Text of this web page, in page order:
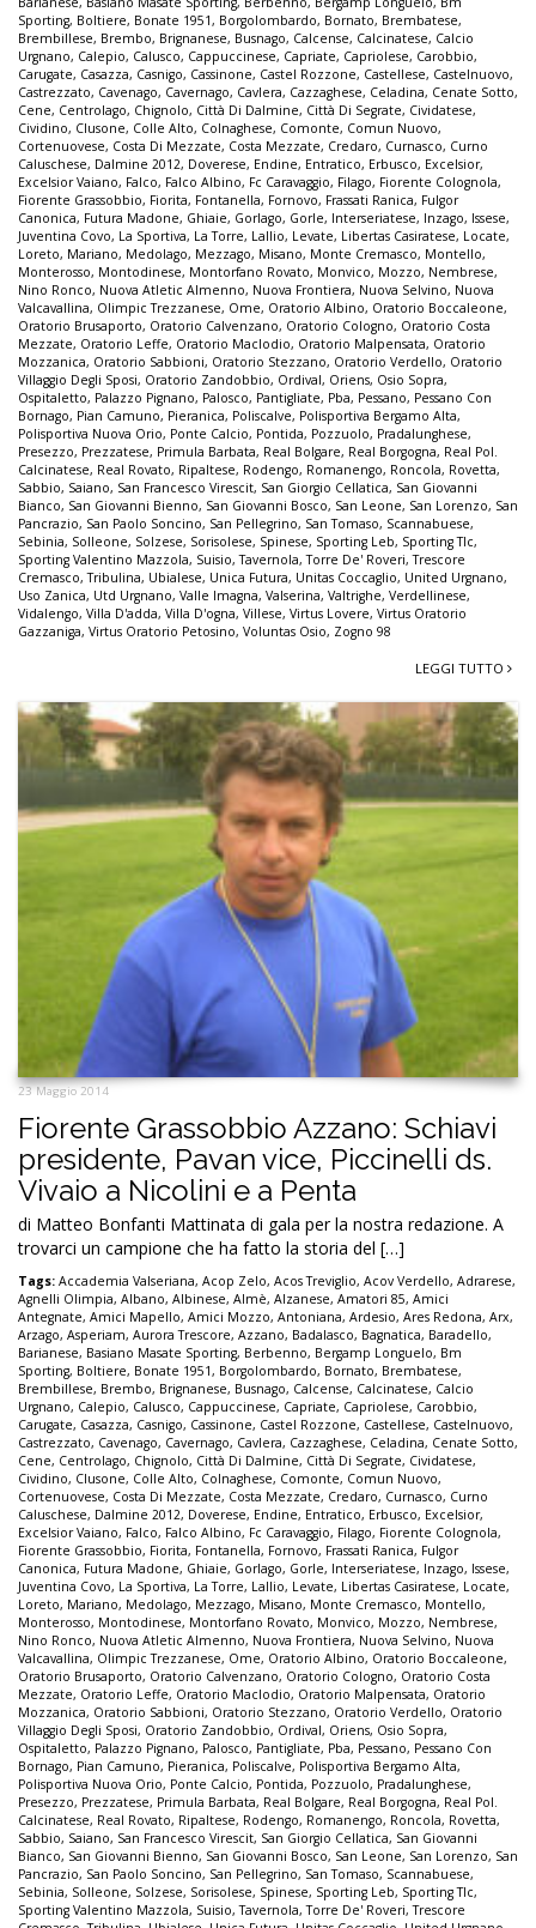
Sporting, Boltiere, Bonate 1951, Borgolombardo, Bornato, Brembatese,
Brembillese, Brembo, Brignanese, Busnago, Calcense, Calcinatese, Calcio
Urgnano, Calepio, Calusco, Cappuccinese, Capriate, Capriolese, Carobbio,
Carugate, Casazza, Casnigo, Cassinone, Castel Rozzone, Castellese, Castelnuovo,
Castrezzato, Cavenago, Cavernago, Cavlera, Cazzaghese, Celadina, Cenate Sotto,
Cene, Centrolago, Chignolo, Città Di Dalmine, Città Di Segrate, Cividatese,
Cividino, Clusone, Colle Alto, Colnaghese, Comonte, Comun Nuovo,
Cortenuovese, Costa Di Mezzate, Costa Mezzate, Credaro, Curnasco, Curno
Caluschese, Dalmine 2012, Doverese, Endine, Entratico, Erbusco, Excelsior,
Excelsior Vaiano, Falco, Falco Albino, Fc Caravaggio, Filago, Fiorente Colognola,
Fiorente Grassobbio, Fiorita, Fontanella, Fornovo, Frassati Ranica, Fulgor
Canonica, Futura Madone, Ghiaie, Gorlago, Gorle, Interseriatese, Inzago, Issese,
Juventina Covo, La Sportiva, La Torre, Lallio, Levate, Libertas Casiratese, Locate,
Loreto, Mariano, Medolago, Mezzago, Misano, Monte Cremasco, Montello,
Monterosso, Montodinese, Montorfano Rovato, Monvico, Mozzo, Nembrese,
Nino Ronco, Nuova Atletic Almenno, Nuova Frontiera, Nuova Selvino, Nuova
Valcavallina, Olimpic Trezzanese, Ome, Oratorio Albino, Oratorio Boccaleone,
Oratorio Brusaporto, Oratorio Calvenzano, Oratorio Cologno, Oratorio Costa
Mezzate, Oratorio Leffe, Oratorio Maclodio, Oratorio Malpensata, Oratorio
Mozzanica, Oratorio Sabbioni, Oratorio Stezzano, Oratorio Verdello, Oratorio
Villaggio Degli Sposi, Oratorio Zandobbio, Ordival, Oriens, Osio Sopra,
Ospitaletto, Palazzo Pignano, Palosco, Pantigliate, Pba, Pessano, Pessano Con
Bornago, Pian Camuno, Pieranica, Poliscalve, Polisportiva Bergamo Alta,
Polisportiva Nuova Orio, Ponte Calcio, Pontida, Pozzuolo, Pradalunghese,
Presezzo, Prezzatese, Primula Barbata, Real Bolgare, Real Borgogna, Real Pol.
Calcinatese, Real Rovato, Ripaltese, Rodengo, Romanengo, Roncola, Rovetta,
Sabbio, Saiano, San Francesco Virescit, San Giorgio Cellatica, San Giovanni
Bianco, San Giovanni Bienno, San Giovanni Bosco, San Leone, San Lorenzo, San
Pancrazio, San Paolo Soncino, San Pellegrino, San Tomaso, Scannabuese,
Sebinia, Solleone, Solzese, Sorisolese, Spinese, Sporting Leb, Sporting Tlc,
Sporting Valentino Mazzola, Suisio,Tavernola,Torre De' Roveri,Trescore
Cremasco,Tribulina, Ubialese, Unica Futura, Unitas Coccaglio, United Urgnano,
Uso Zanica, Utd Urgnano, Valle Imagna, Valserina, Valtrighe, Verdellinese,
Vidalengo, Villa D'adda, Villa D'ogna, Villese, Virtus Lovere, Virtus Oratorio
Gazzaniga, Virtus Oratorio Petosino, Voluntas Osio, Zogno 98
LEGGI TUTTO
23 Maggio 2014
Fiorente Grassobbio Azzano: Schiavi
presidente, Pavan vice, Piccinelli ds.
Vivaio a Nicolini e a Penta
di Matteo Bonfanti Mattinata di gala per la nostra redazione. A
trovarci un campione che ha fatto la storia del […]
Tags: Accademia Valseriana, Acop Zelo, Acos Treviglio, Acov Verdello, Adrarese,
Agnelli Olimpia, Albano, Albinese, Almè, Alzanese, Amatori 85, Amici
Antegnate, Amici Mapello, Amici Mozzo, Antoniana, Ardesio, Ares Redona, Arx,
Arzago, Asperiam, Aurora Trescore, Azzano, Badalasco, Bagnatica, Baradello,
Barianese, Basiano Masate Sporting, Berbenno, Bergamp Longuelo, Bm
Sporting, Boltiere, Bonate 1951, Borgolombardo, Bornato, Brembatese,
Brembillese, Brembo, Brignanese, Busnago, Calcense, Calcinatese, Calcio
Urgnano, Calepio, Calusco, Cappuccinese, Capriate, Capriolese, Carobbio,
Carugate, Casazza, Casnigo, Cassinone, Castel Rozzone, Castellese, Castelnuovo,
Castrezzato, Cavenago, Cavernago, Cavlera, Cazzaghese, Celadina, Cenate Sotto,
Cene, Centrolago, Chignolo, Città Di Dalmine, Città Di Segrate, Cividatese,
Cividino, Clusone, Colle Alto, Colnaghese, Comonte, Comun Nuovo,
Cortenuovese, Costa Di Mezzate, Costa Mezzate, Credaro, Curnasco, Curno
Caluschese, Dalmine 2012, Doverese, Endine, Entratico, Erbusco, Excelsior,
Excelsior Vaiano, Falco, Falco Albino, Fc Caravaggio, Filago, Fiorente Colognola,
Fiorente Grassobbio, Fiorita, Fontanella, Fornovo, Frassati Ranica, Fulgor
Canonica, Futura Madone, Ghiaie, Gorlago, Gorle, Interseriatese, Inzago, Issese,
Juventina Covo, La Sportiva, La Torre, Lallio, Levate, Libertas Casiratese, Locate,
Loreto, Mariano, Medolago, Mezzago, Misano, Monte Cremasco, Montello,
Monterosso, Montodinese, Montorfano Rovato, Monvico, Mozzo, Nembrese,
Nino Ronco, Nuova Atletic Almenno, Nuova Frontiera, Nuova Selvino, Nuova
Valcavallina, Olimpic Trezzanese, Ome, Oratorio Albino, Oratorio Boccaleone,
Oratorio Brusaporto, Oratorio Calvenzano, Oratorio Cologno, Oratorio Costa
Mezzate, Oratorio Leffe, Oratorio Maclodio, Oratorio Malpensata, Oratorio
Mozzanica, Oratorio Sabbioni, Oratorio Stezzano, Oratorio Verdello, Oratorio
Villaggio Degli Sposi, Oratorio Zandobbio, Ordival, Oriens, Osio Sopra,
Ospitaletto, Palazzo Pignano, Palosco, Pantigliate, Pba, Pessano, Pessano Con
Bornago, Pian Camuno, Pieranica, Poliscalve, Polisportiva Bergamo Alta,
Polisportiva Nuova Orio, Ponte Calcio, Pontida, Pozzuolo, Pradalunghese,
Presezzo, Prezzatese, Primula Barbata, Real Bolgare, Real Borgogna, Real Pol.
Calcinatese, Real Rovato, Ripaltese, Rodengo, Romanengo, Roncola, Rovetta,
Sabbio, Saiano, San Francesco Virescit, San Giorgio Cellatica, San Giovanni
Bianco, San Giovanni Bienno, San Giovanni Bosco, San Leone, San Lorenzo, San
Pancrazio, San Paolo Soncino, San Pellegrino, San Tomaso, Scannabuese,
Sebinia, Solleone, Solzese, Sorisolese, Spinese, Sporting Leb, Sporting Tlc,
Sporting Valentino Mazzola, Suisio,Tavernola,Torre De' Roveri,Trescore